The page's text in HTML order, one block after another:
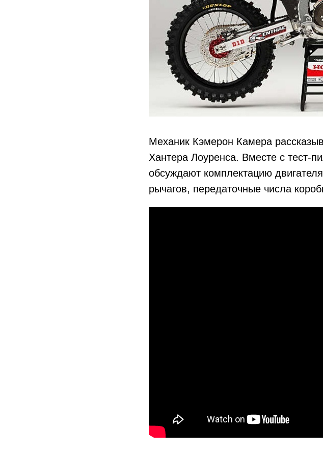
Механик Кэмерон Камера
Хантера Лоуренса. Вместе с тест-
обсуждают комплектацию
рычагов, передаточные числа